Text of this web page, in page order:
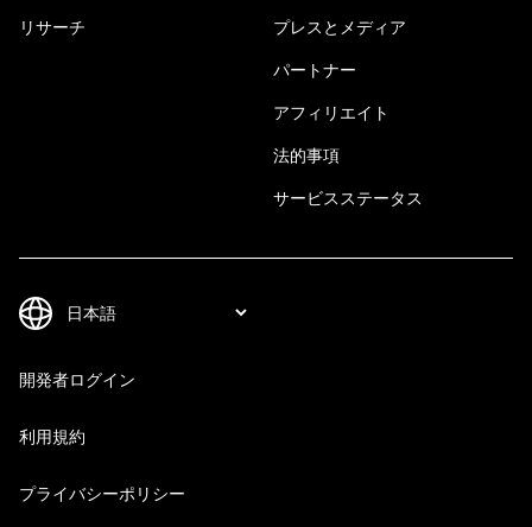
リサーチ プレスとメディア
パートナー
アフィリエイト
法的事項
サービスステータス
開発者ログイン
利用規約
プライバシーポリシー